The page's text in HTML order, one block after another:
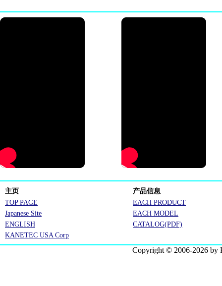
主页
TOP PAGE
Japanese Site
ENGLISH
KANETEC USA Corp
产品信息
EACH PRODUCT
EACH MODEL
CATALOG(PDF)
Copyright © 2006-2026 by